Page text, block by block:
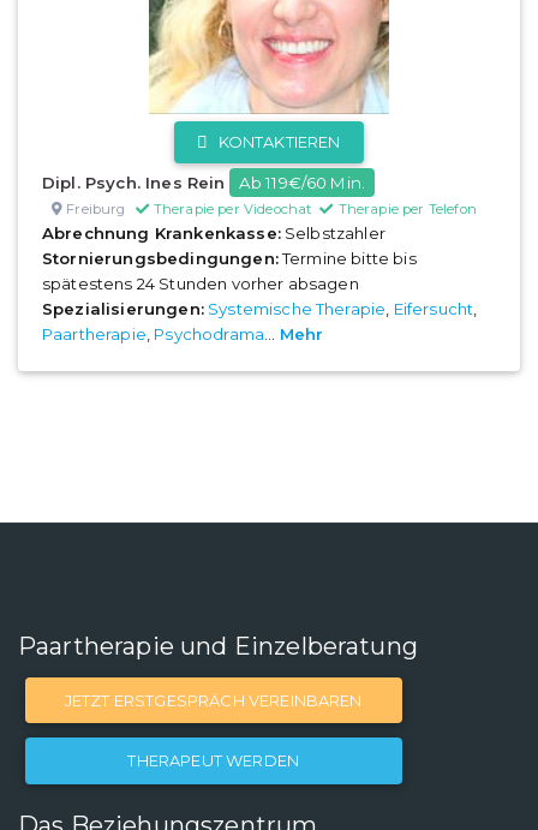
KONTAKTIEREN
Dipl. Psych. Ines Rein Ab 119€/60 Min.
Freiburg Therapie per Videochat Therapie per Telefon
Abrechnung Krankenkasse:Selbstzahler
Stornierungsbedingungen:Termine bitte bis
spätestens 24 Stunden vorher absagen
Spezialisierungen: Systemische Therapie Eifersucht
Paartherapie Psychodrama Mehr
Paartherapie und Einzelberatung
JETZT ERSTGESPRÄCH VEREINBAREN
THERAPEUT WERDEN